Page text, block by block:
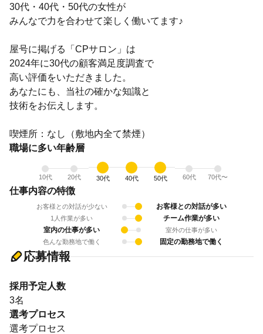
30代・40代・50代の女性が
みんなで力を合わせて楽しく働いてます♪
屋号に掲げる「CPサロン」は
2024年に30代の顧客満足度調査で
高い評価をいただきました。
あなたにも、当社の確かな知識と
技術をお伝えします。
喫煙所：なし（敷地内全て禁煙）
職場に多い年齢層
10代 20代 30代 40代 50代 60代 70代〜
仕事内容の特徴
お客様との対話が少ない お客様との対話が多い
1人作業が多い
チーム作業が多い
室内の仕事が多い
室外の仕事が多い
色んな勤務地で働く
固定の勤務地で働く
応募情報
採用予定人数
3名
選考プロセス
選考プロセス